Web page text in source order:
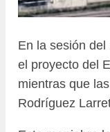
En la sesión
el proyecto del
mientras que
Rodríguez